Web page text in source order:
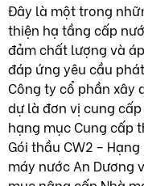
Đây là một trong
thiện hạ tầng cấp
đảm chất lượng và
đáp ứng yêu cầu
Công ty cổ phần xây
dự là đơn vị cung
hạng mục Cung cấp
Gói thầu CW2 –
máy nước An Dương